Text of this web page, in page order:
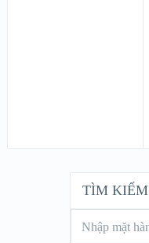
TÌM KIẾM